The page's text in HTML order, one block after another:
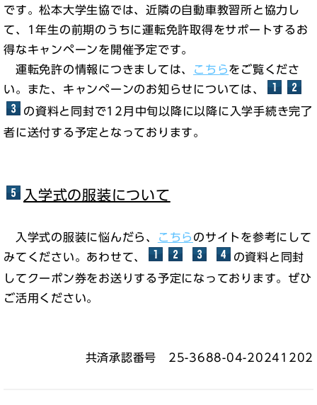
です。松本大学生協では、近隣の自動車教習所と協力し
て、1年生の前期のうちに運転免許取得をサポートするお
得なキャンペーンを開催予定です。
運転免許の情報につきましては、
こちらをご覧くださ
い。また、キャンペーンのお知らせについては、
の資料と同封で12月中旬以降に以降に入学手続き完了
者に送付する予定となっております。
入学式の服装について
入学式の服装に悩んだら、 こちら のサイトを参考にして
みてください。あわせて、
の資料と同封
してクーポン券をお送りする予定になっております。ぜひ
ご活用ください。
共済承認番号 25-3688-04-20241202